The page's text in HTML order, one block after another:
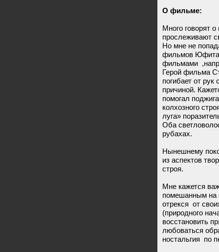
О фильме:
Много говорят
прослеживают
Но мне не
фильмов Юфита
фильмами
Герой фильма
погибает от
причиной.
помогал
колхозного
луга»
Оба
рубахах.
Нынешнему
из аспектов
строя.
Мне кажется
помешанным на
отрекся от
(природного
восстановить
любоваться
ностальгия по